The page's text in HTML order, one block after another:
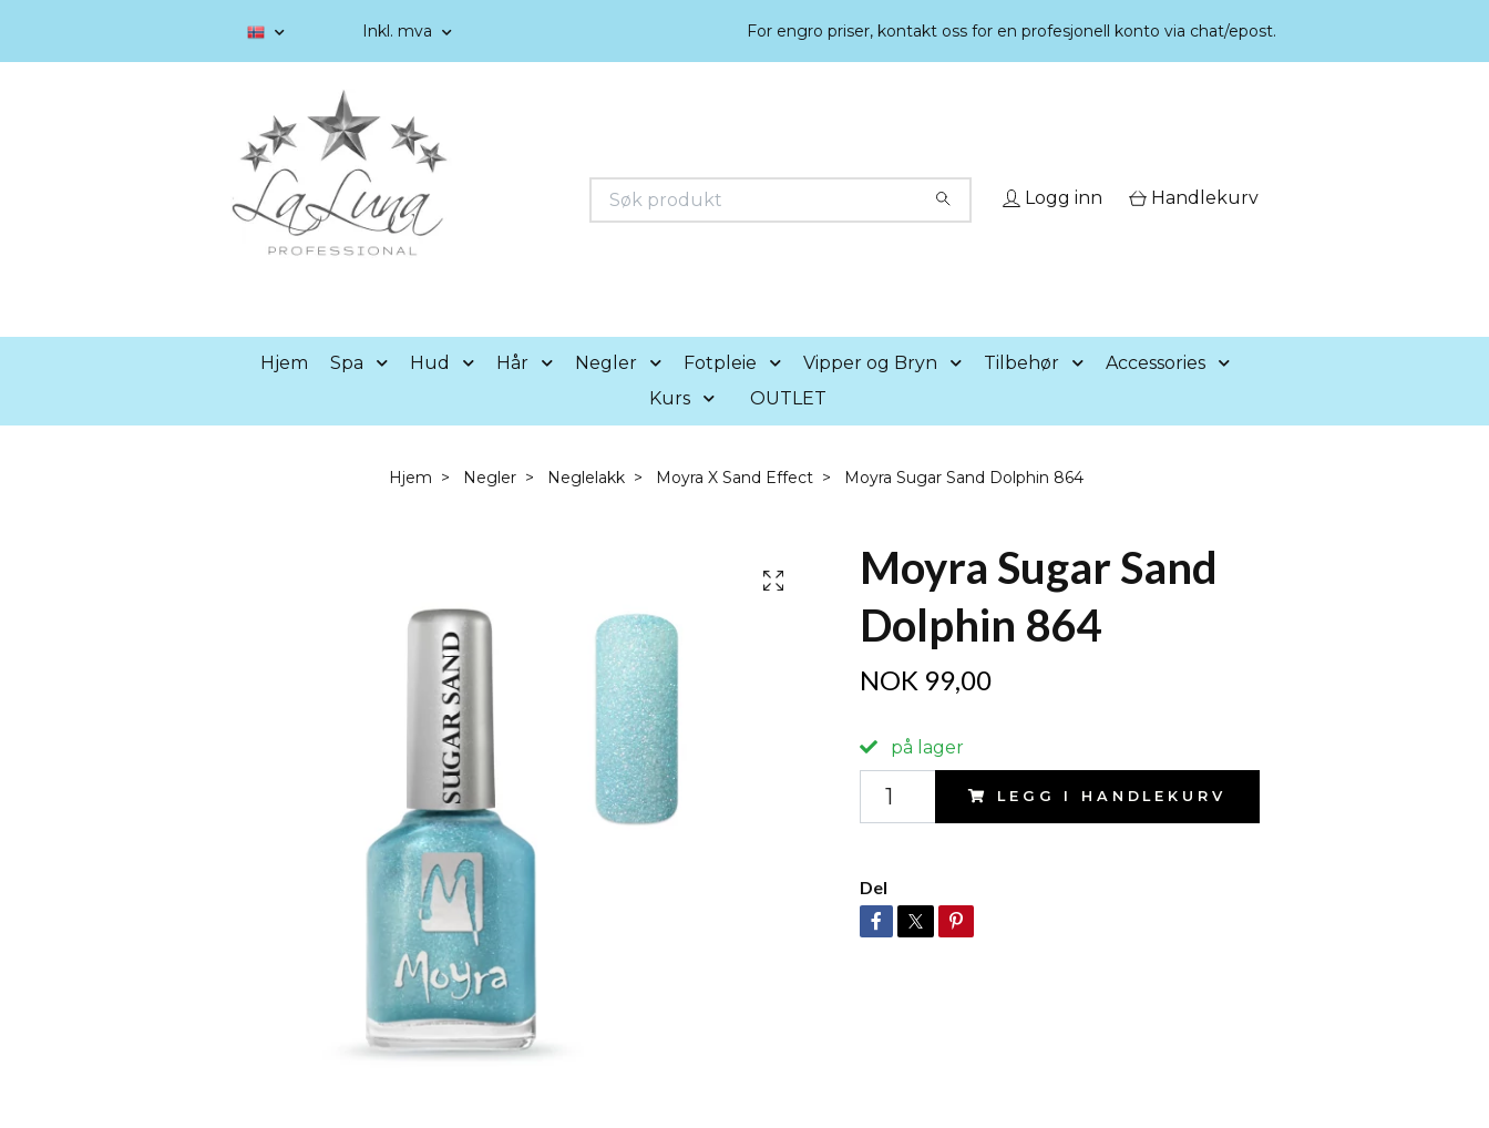
Inkl. mva For engro priser, kontakt oss for en profesjonell konto via chat/epost.
Logg inn Handlekurv
Hjem Spa Hud Hår Negler Fotpleie Vipper og Bryn Tilbehør
Accessories
Kurs
OUTLET
Hjem Negler Neglelakk Moyra X Sand Effect Moyra Sugar Sand Dolphin 864
Moyra Sugar Sand
Dolphin 864
NOK 99,00
på lager
LEGG I HANDLEKURV
Del